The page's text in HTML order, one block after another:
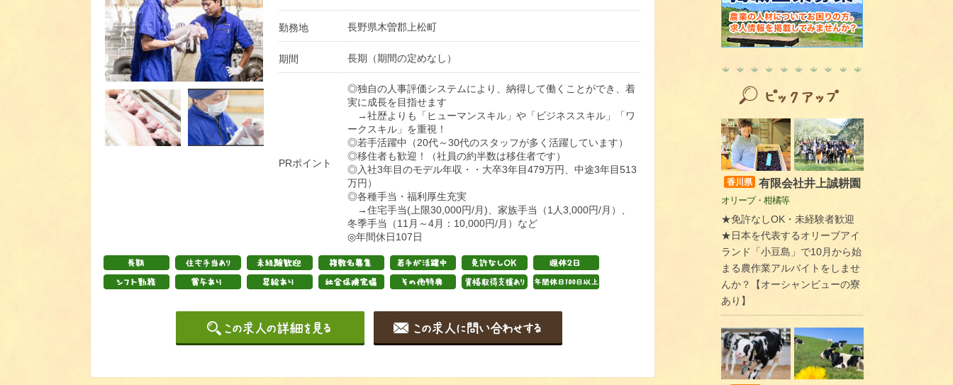
勤務地 長野県木曽郡上松町
期間 長期（期間の定めなし）
PRポイント
◎独自の人事評価システムにより、納得して働くことができ、着
実に成長を目指せます
→社歴よりも「ヒューマンスキル」や「ビジネススキル」「ワ
ークスキル」を重視！
◎若手活躍中（20代～30代のスタッフが多く活躍しています）
◎移住者も歓迎！（社員の約半数は移住者です）
◎入社3年目のモデル年収・・大卒3年目479万円、中途3年目513
万円）
◎各種手当・福利厚生充実
→住宅手当(上限30,000円/月)、家族手当（1人3,000円/月）、
冬季手当（11月～4月：10,000円/月）など
◎年間休日107日
香川県 有限会社井上誠耕園
オリーブ・柑橘等
★免許なしOK・未経験者歓迎
★日本を代表するオリーブアイ
ランド「小豆島」で10月から始
まる農作業アルバイトをしませ
んか？【オーシャンビューの寮
あり】